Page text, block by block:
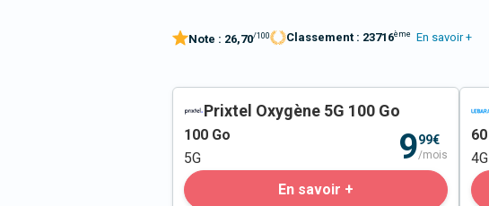
Note : 26,70/100 Classement : 23716ème En savoir +
Prixtel Oxygène 5G 100 Go
100 Go
5G
999€
/mois
En savoir +
60
4G